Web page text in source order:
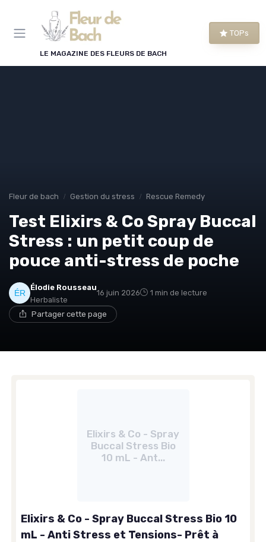
LE MAGAZINE DES FLEURS DE BACH
TOPs
Fleur de bach Gestion du stress Rescue Remedy
Test Elixirs & Co Spray Buccal
Stress : un petit coup de
pouce anti-stress de poche
Élodie Rousseau
Herbaliste
16 juin 2026 1 min de lecture
Partager cette page
Elixirs & Co - Spray
Buccal Stress Bio
10 mL - Ant...
Elixirs & Co - Spray Buccal Stress Bio 10
mL - Anti Stress et Tensions- Prêt à